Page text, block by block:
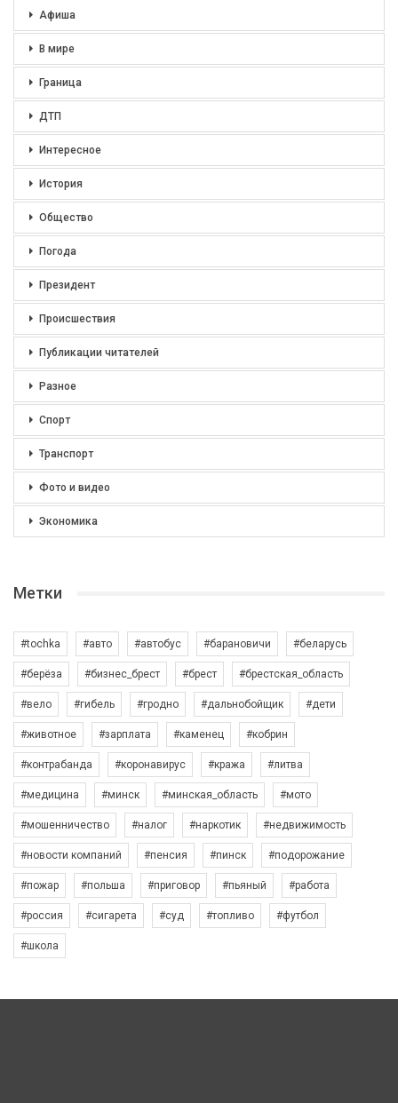
Афиша
В мире
Граница
ДТП
Интересное
История
Общество
Погода
Президент
Происшествия
Публикации читателей
Разное
Спорт
Транспорт
Фото и видео
Экономика
Метки
#tochka #авто #автобус #барановичи #беларусь
#берёза #бизнес_брест #брест #брестская_область
#вело #гибель #гродно #дальнобойщик #дети
#животное #зарплата #каменец #кобрин
#контрабанда #коронавирус #кража #литва
#медицина #минск #минская_область #мото
#мошенничество #налог #наркотик #недвижимость
#новости компаний #пенсия #пинск #подорожание
#пожар #польша #приговор #пьяный #работа
#россия #сигарета #суд #топливо #футбол
#школа